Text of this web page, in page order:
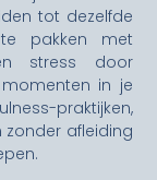
tot dezelfde
pakken met
stress door
in je
praktijken,
zonder afleiding